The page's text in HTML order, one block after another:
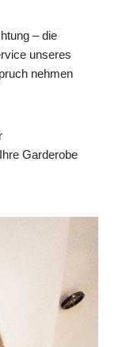
– die
unseres
nehmen
Garderobe